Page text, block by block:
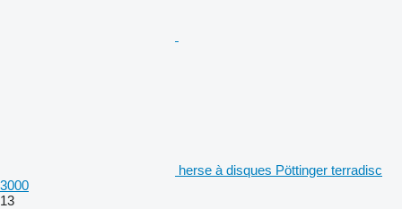
herse à disques Pöttinger terradisc
3000
13